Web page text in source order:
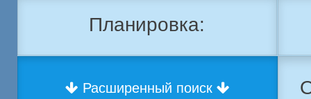
Планировка:
Расширенный поиск